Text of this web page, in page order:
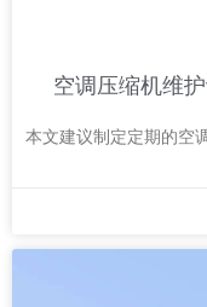
空调压缩机维
本文建议制定定期的空